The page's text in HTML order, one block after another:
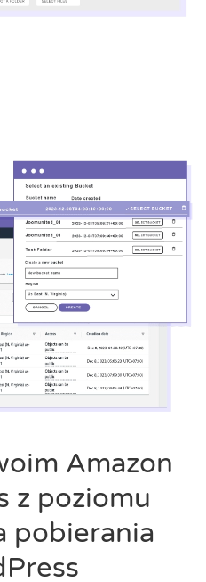
Amazon
z poziomu
pobierania